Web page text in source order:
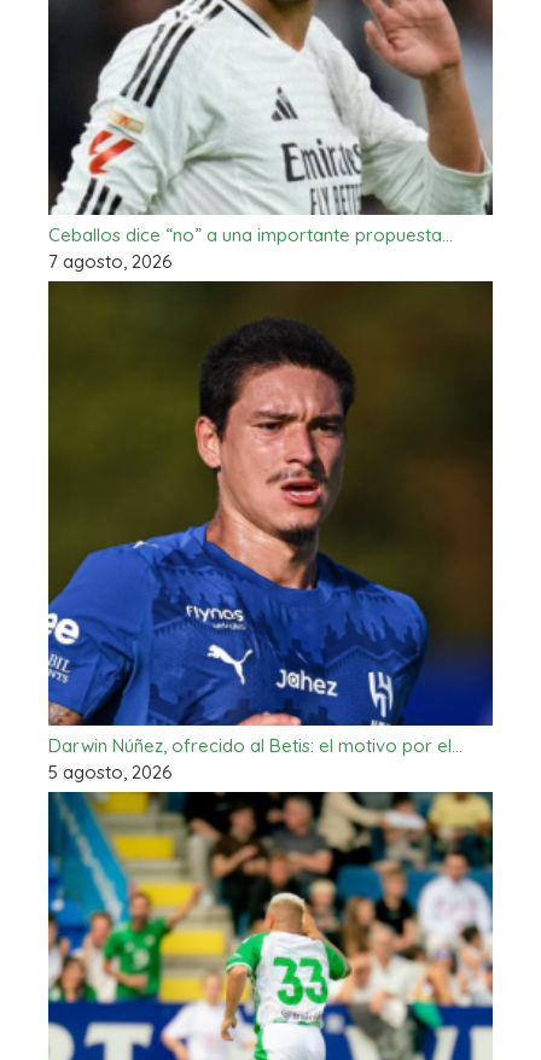
Ceballos dice “no” a una importante propuesta…
7 agosto, 2026
Darwin Núñez, ofrecido al Betis: el motivo por el…
5 agosto, 2026